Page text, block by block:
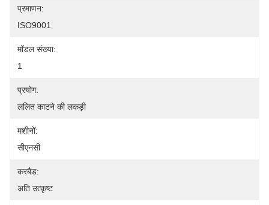
प्रमाणन:
ISO9001
मॉडल संख्या:
1
प्रयोग:
ललित काटने की लकड़ी
मशीनों:
सीएनसी
करबैड:
अति उत्कृष्ट